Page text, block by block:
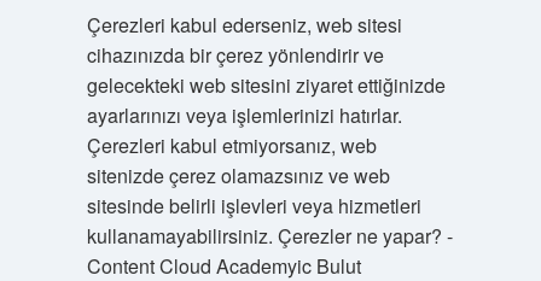
Çerezleri kabul ederseniz, web sitesi
cihazınızda bir çerez yönlendirir ve
gelecekteki web sitesini ziyaret ettiğinizde
ayarlarınızı veya işlemlerinizi hatırlar.
Çerezleri kabul etmiyorsanız, web
sitenizde çerez olamazsınız ve web
sitesinde belirli işlevleri veya hizmetleri
kullanamayabilirsiniz. Çerezler ne yapar? -
Content Cloud Academyic Bulut